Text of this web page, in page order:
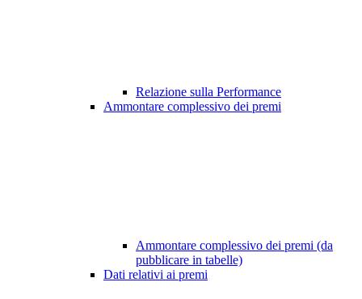
Relazione sulla Performance
Ammontare complessivo dei premi
Ammontare complessivo dei premi (da
pubblicare in tabelle)
Dati relativi ai premi